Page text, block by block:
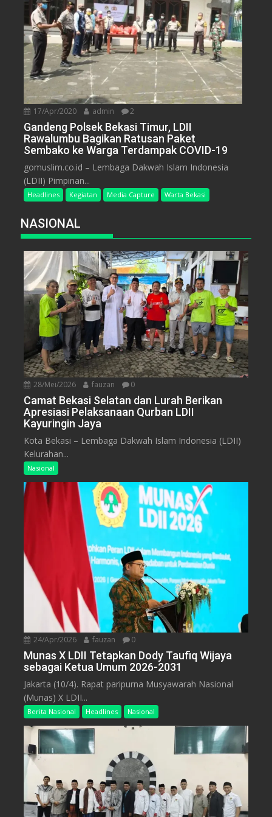
17/Apr/2020 admin 2
Gandeng Polsek Bekasi Timur, LDII
Rawalumbu Bagikan Ratusan Paket
Sembako ke Warga Terdampak COVID-19
gomuslim.co.id – Lembaga Dakwah Islam Indonesia
(LDII) Pimpinan...
Headlines Kegiatan Media Capture Warta Bekasi
NASIONAL
28/Mei/2026 fauzan 0
Camat Bekasi Selatan dan Lurah Berikan
Apresiasi Pelaksanaan Qurban LDII
Kayuringin Jaya
Kota Bekasi – Lembaga Dakwah Islam Indonesia (LDII)
Kelurahan...
Nasional
24/Apr/2026 fauzan 0
Munas X LDII Tetapkan Dody Taufiq Wijaya
sebagai Ketua Umum 2026-2031
Jakarta (10/4). Rapat paripurna Musyawarah Nasional
(Munas) X LDII...
Berita Nasional Headlines Nasional